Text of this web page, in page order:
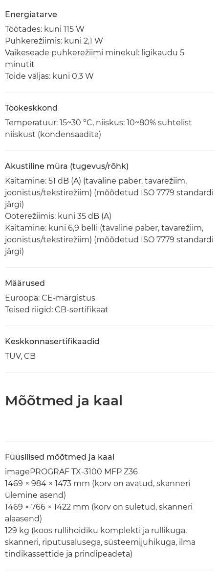
Energiatarve
Töötades: kuni 115 W
Puhkerežiimis: kuni 2,1 W
Vaikeseade puhkerežiimi minekul: ligikaudu 5
minutit
Toide väljas: kuni 0,3 W
Töökeskkond
Temperatuur: 15~30 °C, niiskus: 10~80% suhtelist
niiskust (kondensaadita)
Akustiline müra (tugevus/rõhk)
Käitamine: 51 dB (A) (tavaline paber, tavarežiim,
joonistus/tekstirežiim) (mõõdetud ISO 7779 standardi
järgi)
Ooterežiimis: kuni 35 dB (A)
Käitamine: kuni 6,9 belIi (tavaline paber, tavarežiim,
joonistus/tekstirežiim) (mõõdetud ISO 7779 standardi
järgi)
Määrused
Euroopa: CE-märgistus
Teised riigid: CB-sertifikaat
Keskkonnasertifikaadid
TUV, CB
Mõõtmed ja kaal
Füüsilised mõõtmed ja kaal
imagePROGRAF TX-3100 MFP Z36
1469 × 984 × 1473 mm (korv on avatud, skanneri
ülemine asend)
1469 × 766 × 1422 mm (korv on suletud, skanneri
alaasend)
129 kg (koos rullihoidiku komplekti ja rullikuga,
skanneri, riputusalusega, süsteemijuhikuga, ilma
tindikassettide ja prindipeadeta)